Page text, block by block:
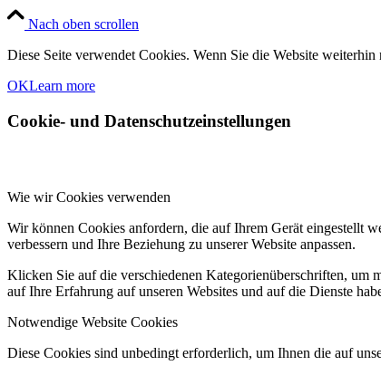
Nach oben scrollen
Diese Seite verwendet Cookies. Wenn Sie die Website
OKLearn more
Cookie- und Datenschutzeinstellungen
Wie wir Cookies verwenden
Wir können Cookies anfordern, die auf Ihrem Gerät eingestellt
verbessern und Ihre Beziehung zu unserer Website anpassen.
Klicken Sie auf die verschiedenen Kategorienüberschriften, um
auf Ihre Erfahrung auf unseren Websites und auf die Dienste
Notwendige Website Cookies
Diese Cookies sind unbedingt erforderlich, um Ihnen die auf